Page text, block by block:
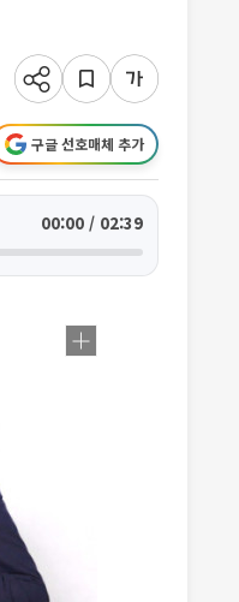
구글 선호매체 추가
00:00 / 02:39